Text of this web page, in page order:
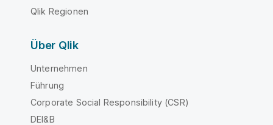
Qlik Regionen
Über Qlik
Unternehmen
Führung
Corporate Social Responsibility (CSR)
DEI&B